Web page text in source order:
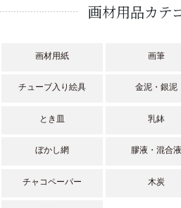
画材用品カテ
画材用紙 画筆
チューブ入り絵具 金泥・銀泥
とき皿 乳鉢
ぼかし網 膠液・混合液
チャコペーパー 木炭